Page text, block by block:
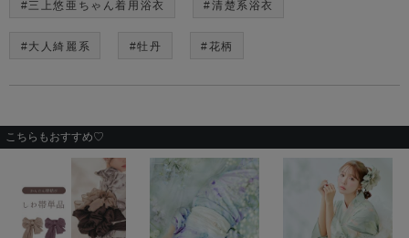
#三上悠亜ちゃん着用浴衣 #清楚系浴衣
#大人綺麗系 #牡丹 #花柄
こちらもおすすめ♡